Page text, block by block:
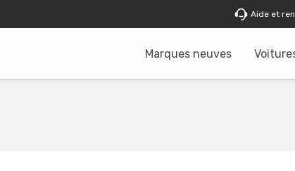
Aide et
Marques neuves